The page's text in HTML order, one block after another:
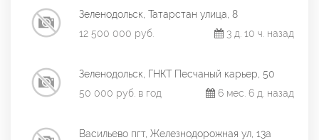
Зеленодольск, Татарстан улица, 8
12 500 000 руб.
3 д. 10 ч. назад
Зеленодольск, ГНКТ Песчаный карьер, 50
50 000 руб. в год
6 мес. 6 д. назад
Васильево пгт, Железнодорожная ул, 13а